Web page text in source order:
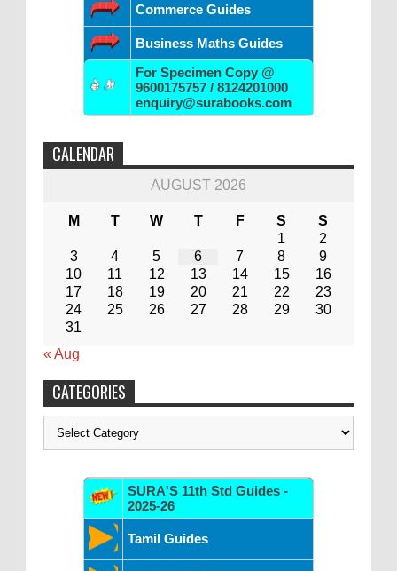
Commerce Guides
Business Maths Guides
For Specimen Copy @
9600175757 / 8124201000
enquiry@surabooks.com
CALENDAR
AUGUST 2026
M T W T F S
S
1
2
3
4 5 6 7 8
9
10
11 12 13 14 15
16
17
18 19 20 21 22
23
24
25 26 27 28 29
30
31
« Aug
CATEGORIES
Categories
SURA'S 11th Std Guides -
2025-26
Tamil Guides